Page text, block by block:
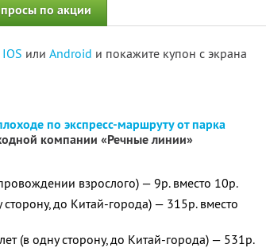
по акции
IOS или Android и покажите купон с экрана
по экспресс-маршруту от парка
компании «Речные линии»
взрослого) — 9р. вместо 10р.
до Китай-города) — 315р. вместо
(в одну сторону, до Китай-города) — 531р.